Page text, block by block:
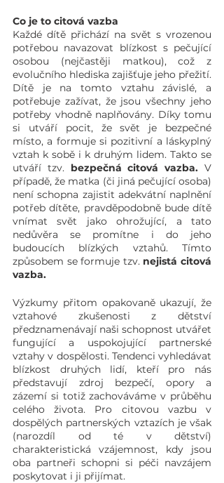
Co je to citová vazba
Každé dítě přichází na svět s vrozenou
potřebou navazovat blízkost s pečující
osobou (nejčastěji matkou), což z
evolučního hlediska zajišťuje jeho přežití.
Dítě je na tomto vztahu závislé, a
potřebuje zažívat, že jsou všechny jeho
potřeby vhodně naplňovány. Díky tomu
si utváří pocit, že svět je bezpečné
místo, a formuje si pozitivní a láskyplný
vztah k sobě i k druhým lidem. Takto se
utváří tzv. bezpečná citová vazba. V
případě, že matka (či jiná pečující osoba)
není schopna zajistit adekvátní naplnění
potřeb dítěte, pravděpodobně bude dítě
vnímat svět jako ohrožující, a tato
nedůvěra se promítne i do jeho
budoucích blízkých vztahů. Tímto
způsobem se formuje tzv. nejistá citová
vazba.
Výzkumy přitom opakovaně ukazují, že
vztahové zkušenosti z dětství
předznamenávají naši schopnost utvářet
fungující a uspokojující partnerské
vztahy v dospělosti. Tendenci vyhledávat
blízkost druhých lidí, kteří pro nás
představují zdroj bezpečí, opory a
zázemí si totiž zachováváme v průběhu
celého života. Pro citovou vazbu v
dospělých partnerských vztazích je však
(narozdíl od té v dětství)
charakteristická vzájemnost, kdy jsou
oba partneři schopni si péči navzájem
poskytovat i ji přijímat.